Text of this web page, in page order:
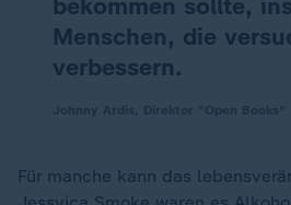
bekommen sollte,
Menschen, die
verbessern.
Für manche kann das